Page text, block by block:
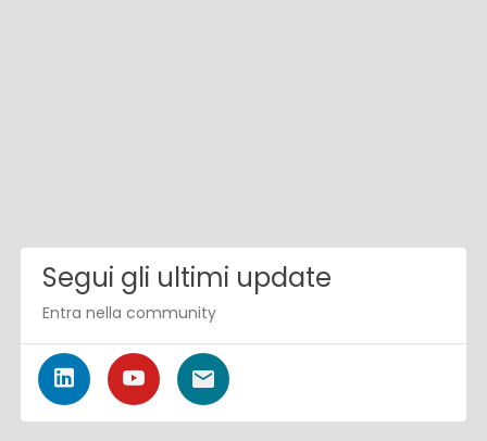
Segui gli ultimi update
Entra nella community